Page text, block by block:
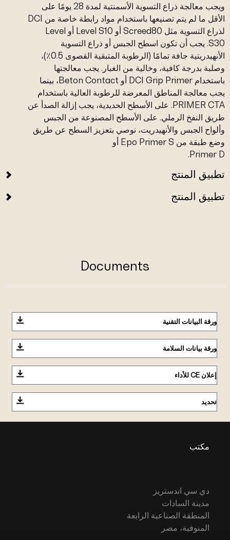
ويجب معالجة ذراع التسوية الأسمنتية لمدة 28 يومًا على
الأقل ما لم يتم تصنيعها باستخدام مواد رابطة خاصة من DCI
لذراع التسوية مثل Screed80 أو Level S10 أو Level
S30. يجب أن تكون اسطح الجبس أو ذراع التسوية
الأنهيدريتية جافة تمامًا (الرطوبة المتبقية القصوى 0.5٪)،
وصلبة بدرجة كافية، وخالية من الغبار. يجب معالجتها
باستخدام DCI Grip Primer أو Beton Contact، بينما
يجب معالجة المناطق المعرضة للرطوبة العالية باستخدام
PRIMER CTA. على الأسطح الحديدية، يجب إزالة الصدأ عن
طريق النفخ الرملي. على الأسطح المصنوعة من الجبس
وألواح الجبس والأنهيدريت، نوصي بتعزيز السطح عن طريق
وضع طبقة من Epo Primer S أو
Primer D.
تطبيق المنتج
تطبيق المنتج
Documents
ورقة البيانات التقنية
ورقة بيانات السلامة
إعلان CE للأداء
تحديد
مكتب
دي سي اندستريز
مدينة السادات
المنطقة الصناعية الرابعة
المنوفية، مصر